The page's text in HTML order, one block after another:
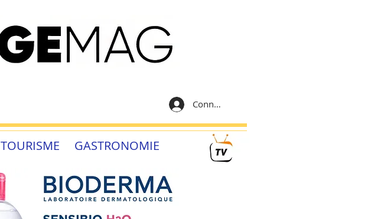
Connexion
TOURISME GASTRONOMIE